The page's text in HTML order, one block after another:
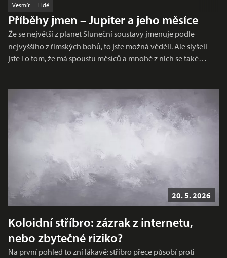
Vesmír Lidé
Příběhy jmen – Jupiter a jeho měsíce
Že se největší z planet Sluneční soustavy jmenuje podle
nejvyššího z římských bohů, to jste možná věděli. Ale slyšeli
jste i o tom, že má spoustu měsíců a mnohé z nich se také…
20. 5. 2026
Koloidní stříbro: zázrak z internetu,
nebo zbytečné riziko?
Na první pohled to zní lákavě: stříbro přece působí proti